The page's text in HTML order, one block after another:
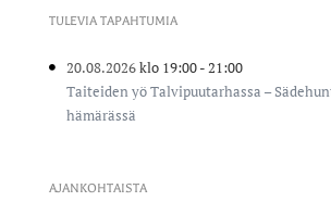
TULEVIA TAPAHTUMIA
20.08.2026klo 19:00- 21:00
Taiteiden yö Talvipuutarhassa –
hämärässä
AJANKOHTAISTA